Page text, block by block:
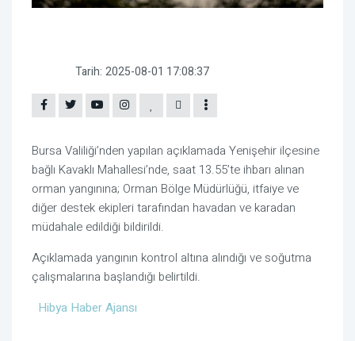
Tarih: 2025-08-01 17:08:37
Bursa Valiliği’nden yapılan açıklamada Yenişehir ilçesine
bağlı Kavaklı Mahallesi’nde, saat 13.55’te ihbarı alınan
orman yangınına; Orman Bölge Müdürlüğü, itfaiye ve
diğer destek ekipleri tarafından havadan ve karadan
müdahale edildiği bildirildi.
Açıklamada yangının kontrol altına alındığı ve soğutma
çalışmalarına başlandığı belirtildi.
Hibya Haber Ajansı